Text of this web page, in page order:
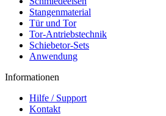
Stangenmaterial
Tür und Tor
Tor-Antriebstechnik
Schiebetor-Sets
Anwendung
Informationen
Hilfe / Support
Kontakt